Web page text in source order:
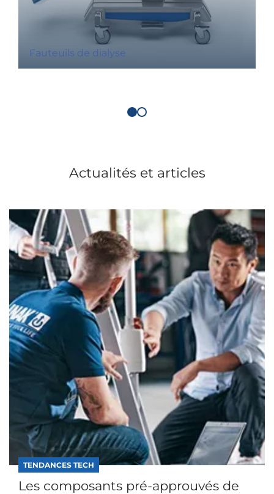
Fauteuils de dialyse
Actualités et articles
TENDANCES TECH
Les composants pré-approuvés de